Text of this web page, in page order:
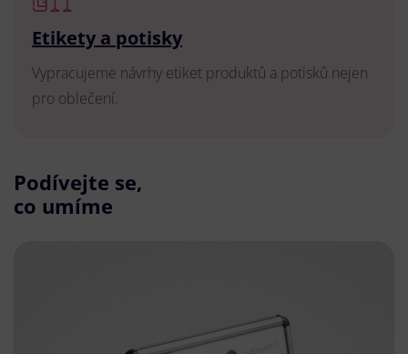
Etikety a potisky
Vypracujeme návrhy etiket produktů a potisků nejen
pro oblečení.
Podívejte se,
co umíme